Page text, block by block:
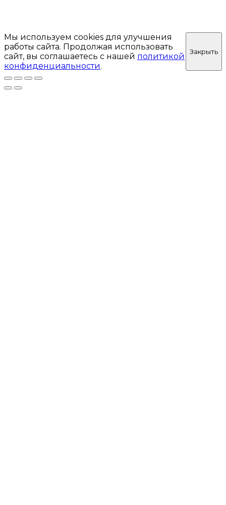
Мы используем cookies для улучшения
работы сайта. Продолжая использовать
сайт, вы соглашаетесь с нашей политикой
конфиденциальности.
Закрыть